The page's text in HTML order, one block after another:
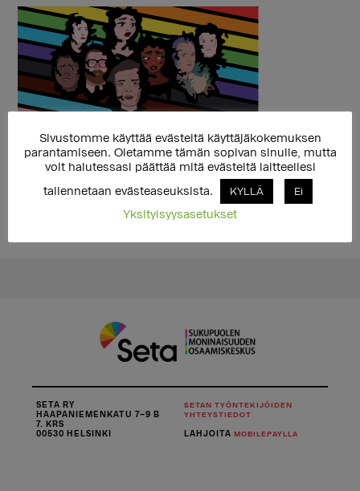
SETA RY
HAAPANIEMENKATU 7–9 B
7. KRS
00530 HELSINKI
SETAN TYÖNTEKIJÖIDEN
YHTEYSTIEDOT
LAHJOITA MOBILEPAYLLA
Sivustomme käyttää evästeitä käyttäjäkokemuksen
parantamiseen. Oletamme tämän sopivan sinulle, mutta
voit halutessasi päättää mitä evästeitä laitteellesi
tallennetaan evästeaseuksista.
KYLLÄ Ei
Yksityisyysasetukset